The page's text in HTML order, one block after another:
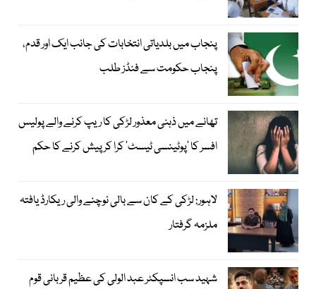
پنجاب میں بلدیاتی انتخابات کی جانب ایک اور قدم،
پنجاب حکومت سے فنڈز طلب
تھانے میں ذہنی معذور لڑکی کا ریپ کرنے والے پولیس
افسر کا ’پوٹینسی ٹیسٹ‘ کرا کر پیش کرنے کا حکم
لاہور: لڑکی کے کان سے بالی نوچنے والی ریکارڈ یافتہ
ملزمہ گرفتار
شہید سب انسپکٹر عبد الولی کی عظیم قربانی قوم